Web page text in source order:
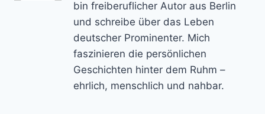
bin freiberuflicher Autor aus Berlin
und schreibe über das Leben
deutscher Prominenter. Mich
faszinieren die persönlichen
Geschichten hinter dem Ruhm –
ehrlich, menschlich und nahbar.